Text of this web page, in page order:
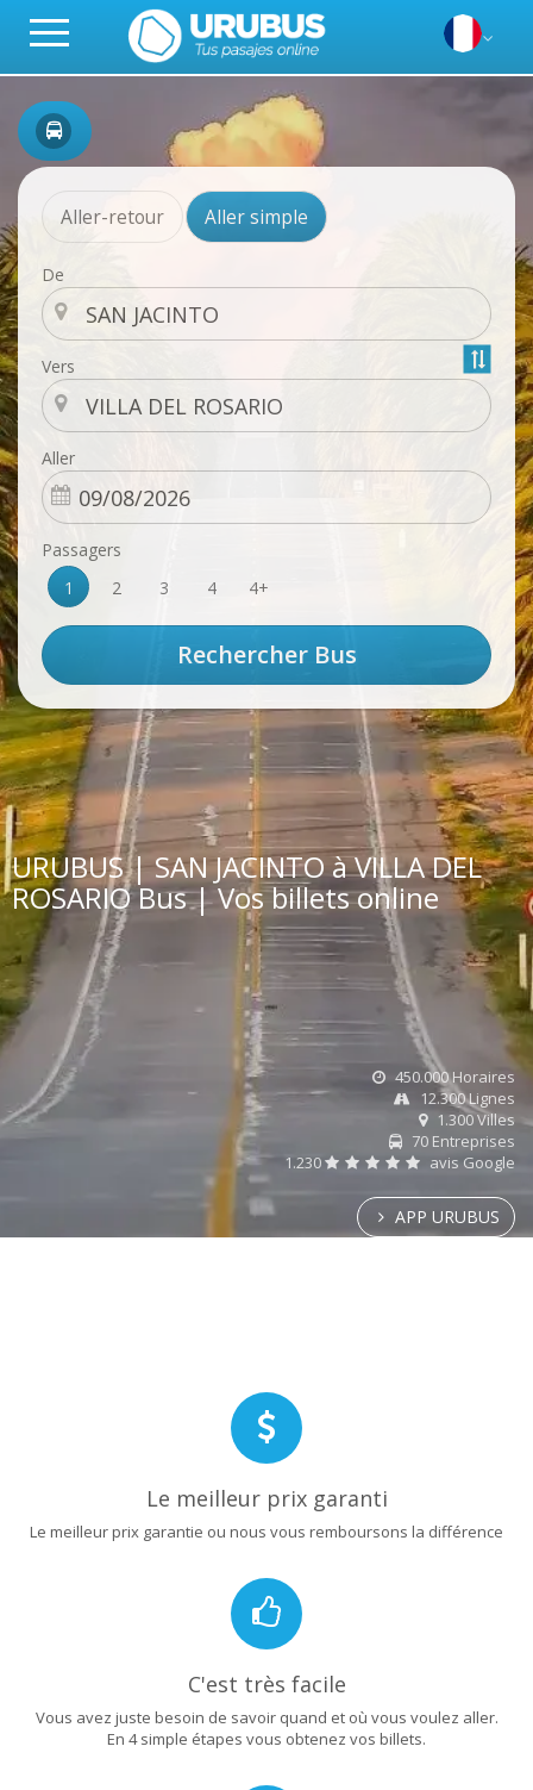
Aller-retour Aller simple
De
Vers
Aller
Passagers
1
2 3 4 4+
URUBUS | SAN JACINTO à VILLA DEL
ROSARIO Bus | Vos billets online
450.000 Horaires
12.300 Lignes
1.300 Villes
70 Entreprises
1.230
avis Google
APP URUBUS
Le meilleur prix garanti
Le meilleur prix garantie ou nous vous remboursons la différence
C'est très facile
Vous avez juste besoin de savoir quand et où vous voulez aller.
En 4 simple étapes vous obtenez vos billets.